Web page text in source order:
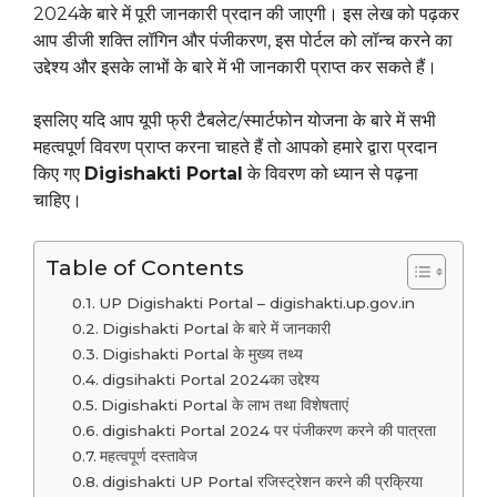
2024के बारे में पूरी जानकारी प्रदान की जाएगी। इस लेख को पढ़कर
आप डीजी शक्ति लॉगिन और पंजीकरण, इस पोर्टल को लॉन्च करने का
उद्देश्य और इसके लाभों के बारे में भी जानकारी प्राप्त कर सकते हैं।
इसलिए यदि आप यूपी फ्री टैबलेट/स्मार्टफोन योजना के बारे में सभी
महत्वपूर्ण विवरण प्राप्त करना चाहते हैं तो आपको हमारे द्वारा प्रदान
किए गए Digishakti Portal के विवरण को ध्यान से पढ़ना
चाहिए।
Table of Contents
UP Digishakti Portal – digishakti.up.gov.in
Digishakti Portal के बारे में जानकारी
Digishakti Portal के मुख्य तथ्य
digsihakti Portal 2024का उद्देश्य
Digishakti Portal के लाभ तथा विशेषताएं
digishakti Portal 2024 पर पंजीकरण करने की पात्रता
महत्वपूर्ण दस्तावेज
digishakti UP Portal रजिस्ट्रेशन करने की प्रक्रिया